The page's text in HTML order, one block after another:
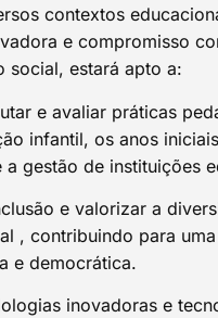
contextos
e compromisso
social, estará apto a:
e avaliar práticas
infantil, os anos
a gestão de instituições
e valorizar a
, contribuindo para
e democrática.
inovadoras e